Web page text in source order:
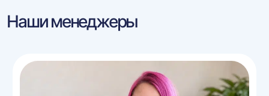
Наши менеджеры